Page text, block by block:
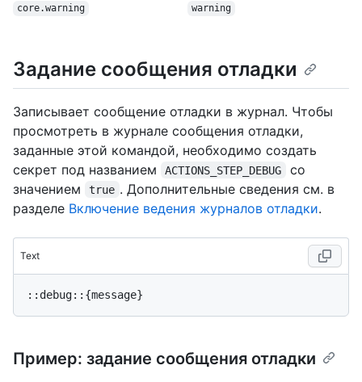
core.warning warning
Задание сообщения отладки
Записывает сообщение отладки в журнал. Чтобы
просмотреть в журнале сообщения отладки,
заданные этой командой, необходимо создать
секрет под названием
ACTIONS_STEP_DEBUG
со
значением
true . Дополнительные сведения см. в
разделе Включение ведения журналов отладки.
Text
Пример: задание сообщения отладки